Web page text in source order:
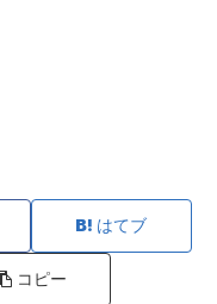
はてブ
コピー